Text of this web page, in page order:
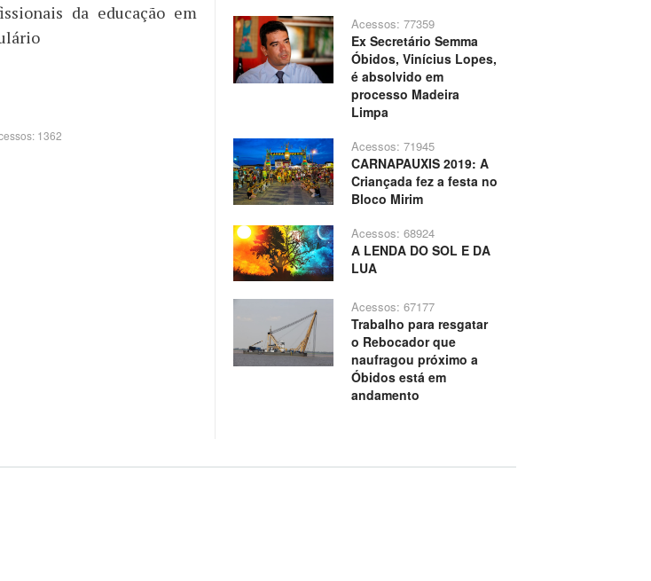
da educação em
1362
Acessos: 77359
Ex Secretário Semma
Óbidos, Vinícius Lopes,
é absolvido em
processo Madeira
Limpa
Acessos: 71945
CARNAPAUXIS 2019: A
Criançada fez a festa no
Bloco Mirim
Acessos: 68924
A LENDA DO SOL E DA
LUA
Acessos: 67177
Trabalho para resgatar
o Rebocador que
naufragou próximo a
Óbidos está em
andamento